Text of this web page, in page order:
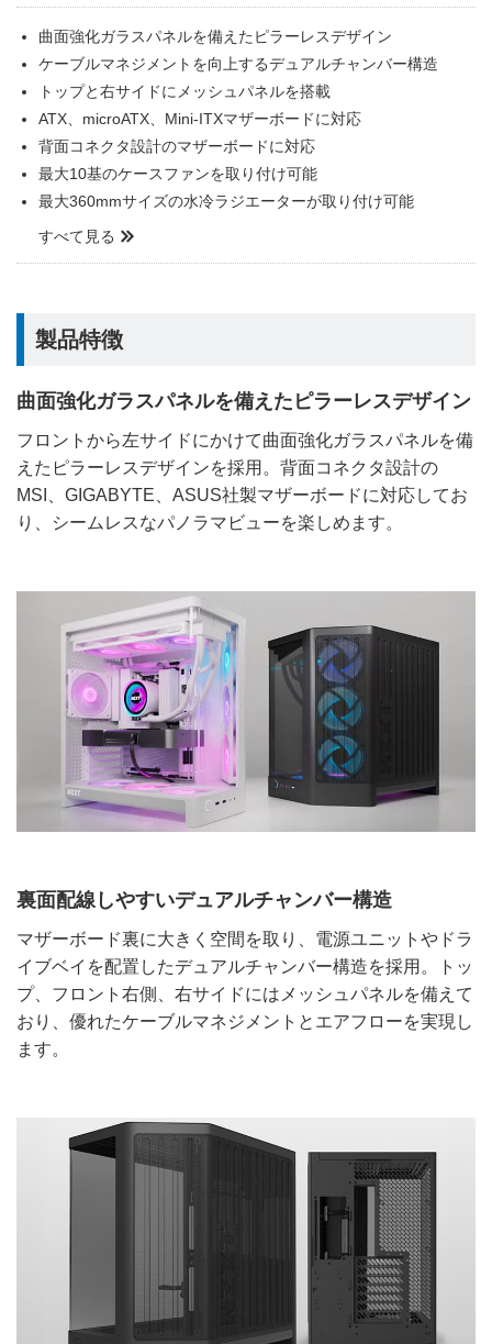
曲面強化ガラスパネルを備えたピラーレスデザイン
ケーブルマネジメントを向上するデュアルチャンバー構造
トップと右サイドにメッシュパネルを搭載
ATX、microATX、Mini-ITXマザーボードに対応
背面コネクタ設計のマザーボードに対応
最大10基のケースファンを取り付け可能
最大360mmサイズの水冷ラジエーターが取り付け可能
すべて見る
製品特徴
曲面強化ガラスパネルを備えたピラーレスデザイン
フロントから左サイドにかけて曲面強化ガラスパネルを備
えたピラーレスデザインを採用。背面コネクタ設計の
MSI、GIGABYTE、ASUS社製マザーボードに対応してお
り、シームレスなパノラマビューを楽しめます。
裏面配線しやすいデュアルチャンバー構造
マザーボード裏に大きく空間を取り、電源ユニットやドラ
イブベイを配置したデュアルチャンバー構造を採用。トッ
プ、フロント右側、右サイドにはメッシュパネルを備えて
おり、優れたケーブルマネジメントとエアフローを実現し
ます。